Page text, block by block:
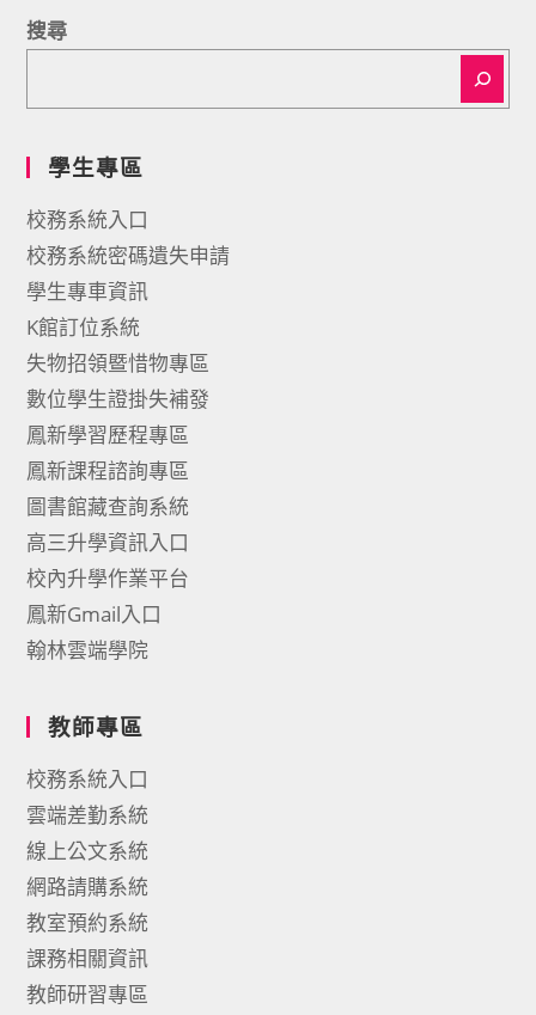
搜尋
學生專區
校務系統入口
校務系統密碼遺失申請
學生專車資訊
K館訂位系統
失物招領暨惜物專區
數位學生證掛失補發
鳳新學習歷程專區
鳳新課程諮詢專區
圖書館藏查詢系統
高三升學資訊入口
校內升學作業平台
鳳新Gmail入口
翰林雲端學院
教師專區
校務系統入口
雲端差勤系統
線上公文系統
網路請購系統
教室預約系統
課務相關資訊
教師研習專區